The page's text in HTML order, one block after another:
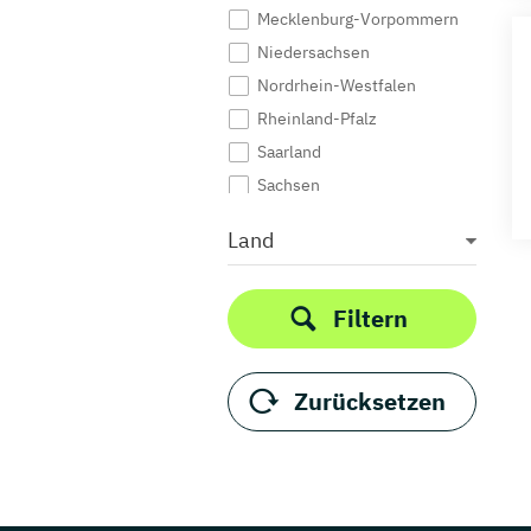
Musiktherapie
Musikwissenschaft
Produktdesign
Public Relations /
Publizistik
Visuelle Kommunikation
Mecklenburg-Vorpommern
Niedersachsen
Nordrhein-Westfalen
Rheinland-Pfalz
Saarland
Sachsen
Schleswig-Holstein
Thüringen
Land
Filtern
Zurücksetzen